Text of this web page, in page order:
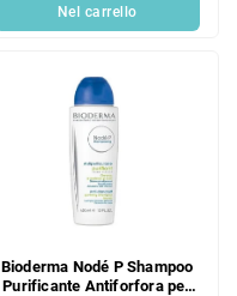
Nel carrello
Bioderma Nodé P Shampoo
Purificante Antiforfora per